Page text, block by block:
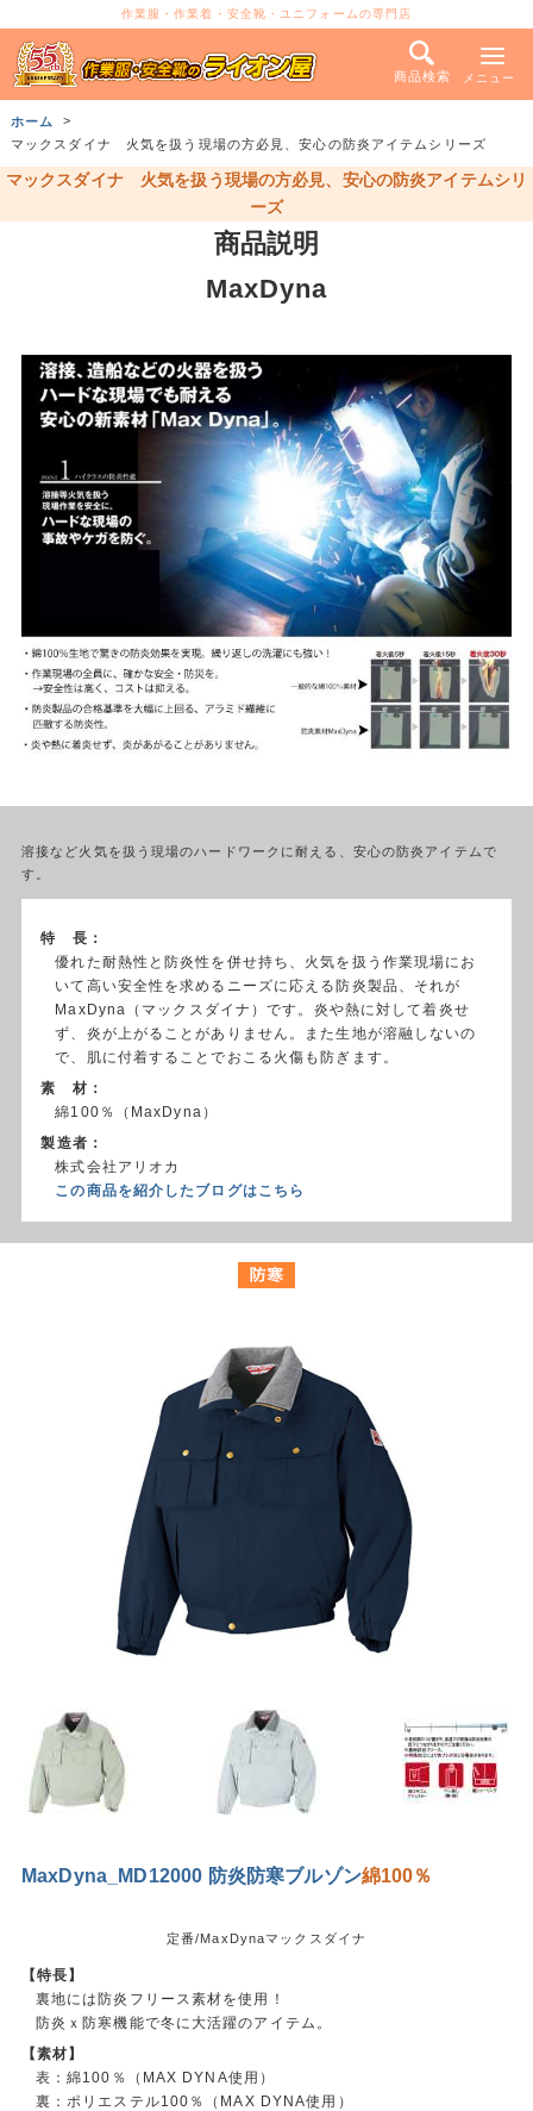
作業服・作業着・安全靴・ユニフォームの専門店
商品検索 メニュー
ホーム
マックスダイナ 火気を扱う現場の方必見、安心の防炎アイテムシリーズ
マックスダイナ 火気を扱う現場の方必見、安心の防炎アイテムシリ
ーズ
商品説明
MaxDyna
溶接など火気を扱う現場のハードワークに耐える、安心の防炎アイテムで
す。
特 長：
優れた耐熱性と防炎性を併せ持ち、火気を扱う作業現場にお
いて高い安全性を求めるニーズに応える防炎製品、それが
MaxDyna（マックスダイナ）です。炎や熱に対して着炎せ
ず、炎が上がることがありません。また生地が溶融しないの
で、肌に付着することでおこる火傷も防ぎます。
素 材：
綿100％（MaxDyna）
製造者：
株式会社アリオカ
この商品を紹介したブログはこちら
MaxDyna_MD12000 防炎防寒ブルゾン綿100％
定番/MaxDynaマックスダイナ
【特長】
裏地には防炎フリース素材を使用！
防炎ｘ防寒機能で冬に大活躍のアイテム。
【素材】
表：綿100％（MAX DYNA使用）
裏：ポリエステル100％（MAX DYNA使用）